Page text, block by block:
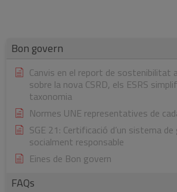
Bon govern
Canvis en el report de sostenibilitat
sobre la nova CSRD, els ESRS
taxonomia
Normes UNE representatives de
SGE 21: Certificació d’un sistema
socialment responsable
Eines de Bon govern
FAQs